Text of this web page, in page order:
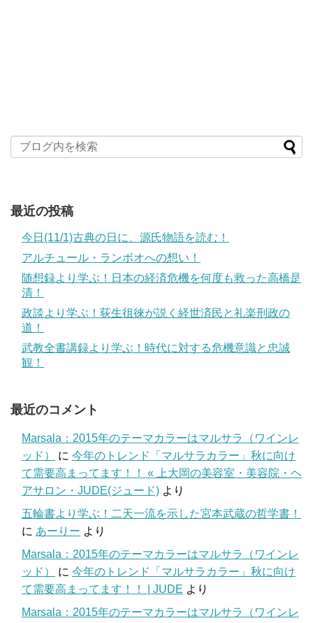
最近の投稿
今日(11/1)古典の日に、源氏物語を読む！
アルチュール・ランボオへの想い！
随想録より学ぶ！日本の経済危機を何度も救った高橋是
清！
政談より学ぶ！荻生徂徠が説く経世済民と礼楽刑政の
道！
武教全書講録より学ぶ！時代に対する危機意識と忠誠
観！
最近のコメント
Marsala：2015年のテーマカラーはマルサラ（ワインレ
ッド）
に 今年のトレンド「マルサラカラー」秋に向け
て需要高まってます！！ « 上大岡の美容室・美容院・ヘ
アサロン・JUDE(ジュード) より
五輪書より学ぶ！二天一流を示した宮本武蔵の哲学書！
に あーりー より
Marsala：2015年のテーマカラーはマルサラ（ワインレ
ッド）
に 今年のトレンド「マルサラカラー」秋に向け
て需要高まってます！！ | JUDE より
Marsala：2015年のテーマカラーはマルサラ（ワインレ